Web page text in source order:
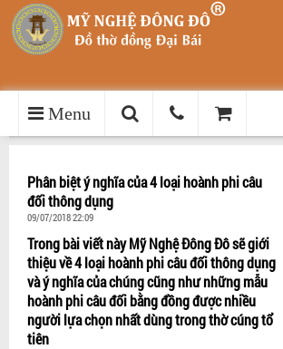
Menu
Phân biệt ý nghĩa của 4 loại hoành phi câu
đối thông dụng
09/07/2018 22:09
Trong bài viết này Mỹ Nghệ Đông Đô sẽ giới
thiệu về 4 loại hoành phi câu đối thông dụng
và ý nghĩa của chúng cũng như những mẫu
hoành phi câu đối bằng đồng được nhiều
người lựa chọn nhất dùng trong thờ cúng tổ
tiên